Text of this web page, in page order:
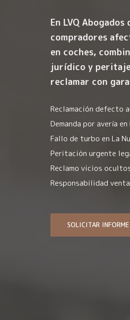
En LVQ Abogados
compradores
en coches,
jurídico y
reclamar con
Reclamación defecto
Demanda por avería en
Fallo de turbo en La
Peritación urgente
Reclamo vicios
Responsabilidad
SOLICITAR